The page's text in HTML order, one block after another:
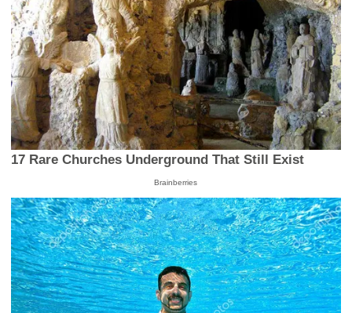
17 Rare Churches Underground That Still Exist
Brainberries